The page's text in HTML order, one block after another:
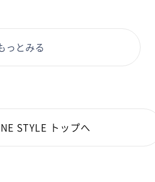
っとみる
STYLE トップへ